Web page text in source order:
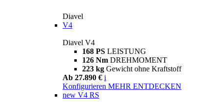
Diavel
V4
Diavel V4
168 PS LEISTUNG
126 Nm DREHMOMENT
223 kg Gewicht ohne Kraftstoff
Ab 27.890 € i
Konfigurieren MEHR ENTDECKEN
new V4 RS